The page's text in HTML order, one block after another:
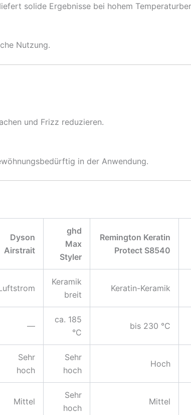
solide Ergebnisse bei hohem
Nutzung.
und Frizz reduzieren.
in der Anwendung.
Dyson
Airstrait
ghd
Max
Styler
Remington Keratin
Protect S8540
Keramik
breit
Keratin-Keramik
—
ca. 185
°C
bis 230 °C
Sehr
hoch
Sehr
hoch
Hoch
Mittel
Sehr
hoch
Mittel